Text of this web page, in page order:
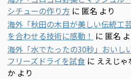
シチューの作り方 に 匿名 より
海外「秋田の木目が美しい伝統工
を合わせる技術に感動！ に 匿名
海外「水でたったの30秒」おいし
フリーズドライを試食 に ええじ
か より